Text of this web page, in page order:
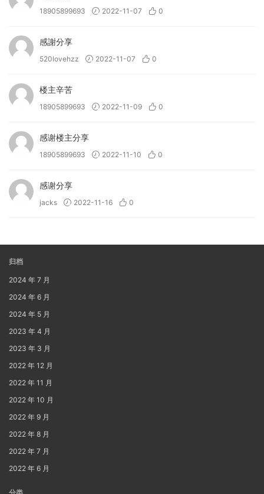
18905899693 2022-11-07 0
感謝分享
520lovehzz 2022-11-07 0
楼主辛苦
18905899693 2022-11-09 0
感谢楼主分享
18905899693 2022-11-10 0
感谢分享
jacks 2022-11-16 0
归档
2024 年 7 月
2024 年 6 月
2024 年 5 月
2023 年 4 月
2023 年 3 月
2022 年 12 月
2022 年 11 月
2022 年 10 月
2022 年 9 月
2022 年 8 月
2022 年 7 月
2022 年 6 月